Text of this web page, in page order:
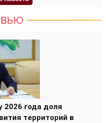
2026 года доля
территорий в